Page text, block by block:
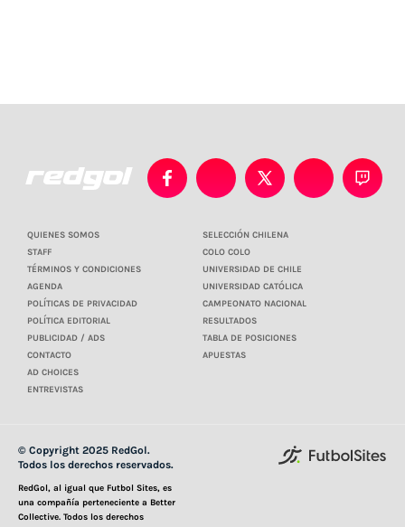
QUIENES SOMOS
STAFF
TÉRMINOS Y CONDICIONES
AGENDA
POLÍTICAS DE PRIVACIDAD
POLÍTICA EDITORIAL
PUBLICIDAD / ADS
CONTACTO
AD CHOICES
ENTREVISTAS
SELECCIÓN CHILENA
COLO COLO
UNIVERSIDAD DE CHILE
UNIVERSIDAD CATÓLICA
CAMPEONATO NACIONAL
RESULTADOS
TABLA DE POSICIONES
APUESTAS
© Copyright 2025 RedGol.
Todos los derechos reservados.
RedGol, al igual que Futbol Sites, es
una compañía perteneciente a Better
Collective. Todos los derechos